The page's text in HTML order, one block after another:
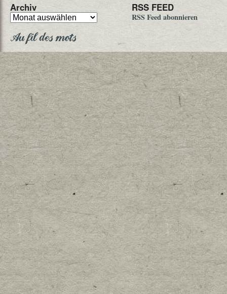
Archiv RSS FEED
RSS Feed abonnieren
Au fil des mots